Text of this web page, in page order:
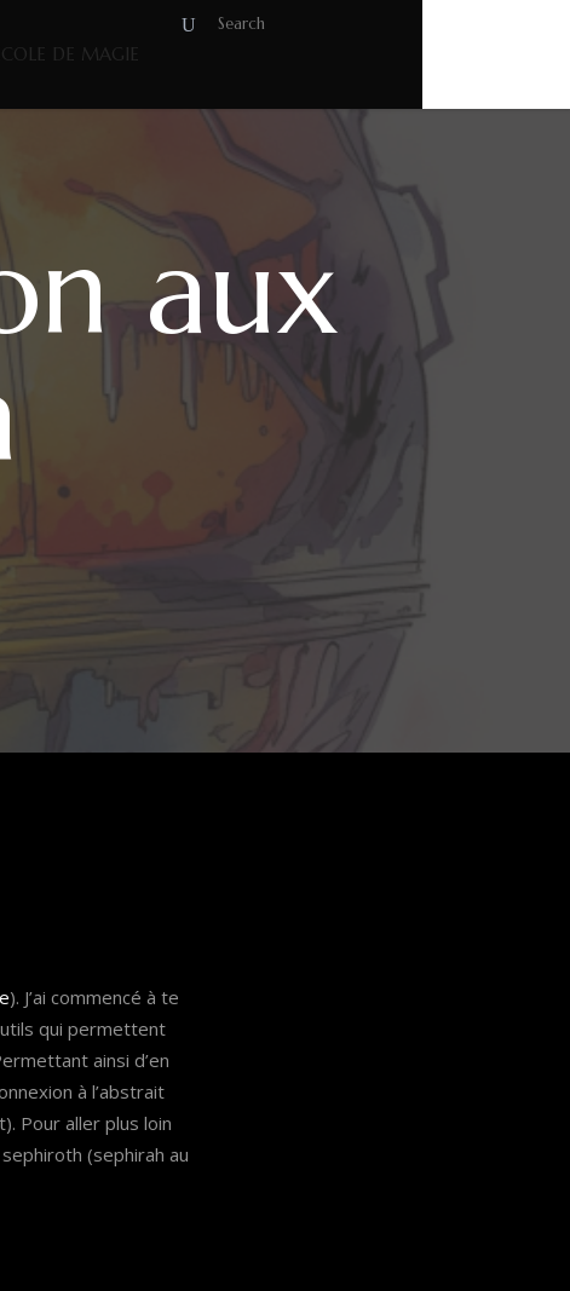
DE MAGIE
aux
). J’ai commencé à te
qui permettent
ainsi d’en
à l’abstrait
Pour aller plus loin
(sephirah au